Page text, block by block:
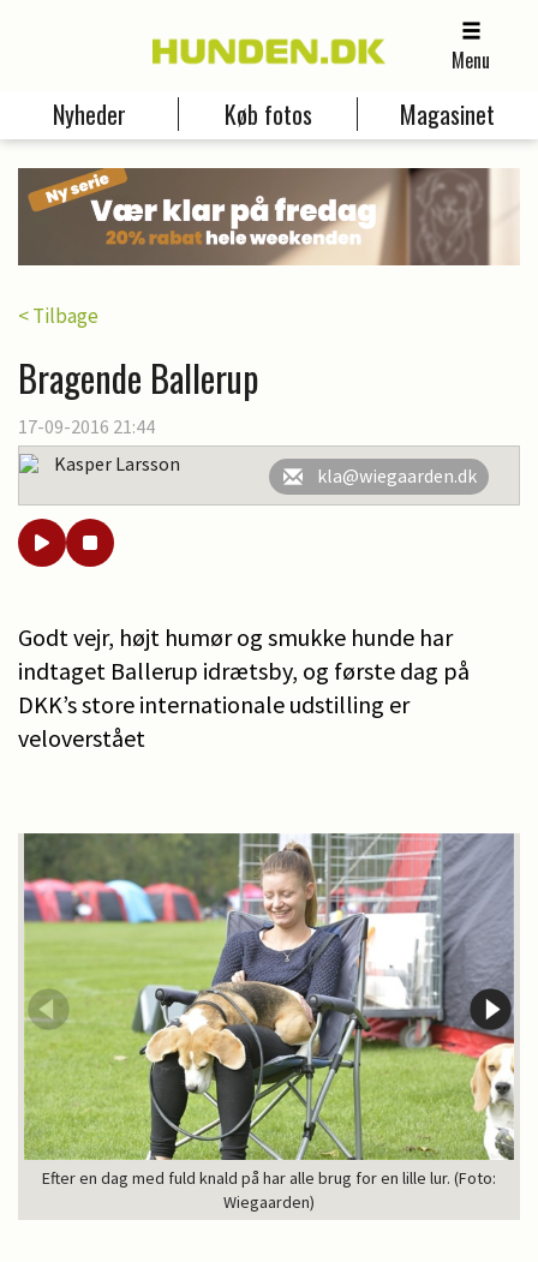
Menu
Nyheder Køb fotos Magasinet
< Tilbage
Bragende Ballerup
17-09-2016 21:44
Kasper Larsson
kla@wiegaarden.dk
Godt vejr, højt humør og smukke hunde har
indtaget Ballerup idrætsby, og første dag på
DKK’s store internationale udstilling er
veloverstået
Efter en dag med fuld knald på har alle brug for en lille lur. (Foto:
Wiegaarden)